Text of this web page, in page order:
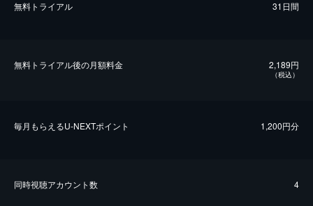
無料トライアル 31日間
無料トライアル後の⽉額料金 2,189円
（税込）
毎⽉もらえるU-NEXTポイント 1,200円分
同時視聴アカウント数 4